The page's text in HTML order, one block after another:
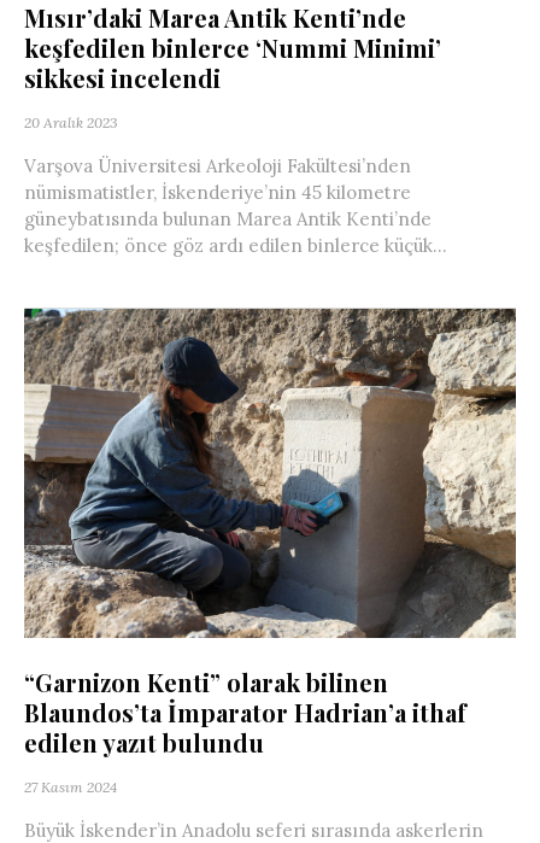
Mısır’daki Marea Antik Kenti’nde
keşfedilen binlerce ‘Nummi Minimi’
sikkesi incelendi
20 Aralık 2023
Varşova Üniversitesi Arkeoloji Fakültesi’nden
nümismatistler, İskenderiye’nin 45 kilometre
güneybatısında bulunan Marea Antik Kenti’nde
keşfedilen; önce göz ardı edilen binlerce küçük...
“Garnizon Kenti” olarak bilinen
Blaundos’ta İmparator Hadrian’a ithaf
edilen yazıt bulundu
27 Kasım 2024
Büyük İskender’in Anadolu seferi sırasında askerlerin